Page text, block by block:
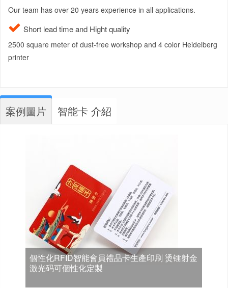
Our team has over 20 years experience in all applications.
Short lead time and Hight quality
2500 square meter of dust-free workshop and 4 color Heidelberg
printer
案例圖片 智能卡 介紹
個性化RFID智能會員禮品卡生產印刷 烫镭射金
激光码可個性化定製